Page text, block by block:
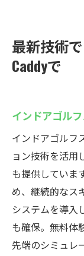
最新技術
Caddyで
インドアゴル
インドアゴルフ
ョン技術を活用
も提供していま
め、継続的なス
システムを導入
も確保。無料体
先端のシミュレ